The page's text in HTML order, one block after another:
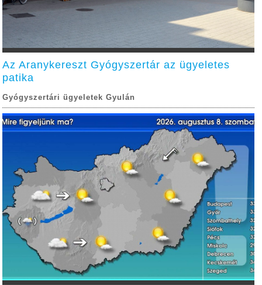
Az Aranykereszt Gyógyszertár az ügyeletes
patika
Gyógyszertári ügyeletek Gyulán